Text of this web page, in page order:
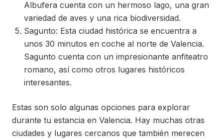
Albufera cuenta con un hermoso lago, una gran
variedad de aves y una rica biodiversidad.
Sagunto: Esta ciudad histórica se encuentra a
unos 30 minutos en coche al norte de Valencia.
Sagunto cuenta con un impresionante anfiteatro
romano, así como otros lugares históricos
interesantes.
Estas son solo algunas opciones para explorar
durante tu estancia en Valencia. Hay muchas otras
ciudades y lugares cercanos que también merecen